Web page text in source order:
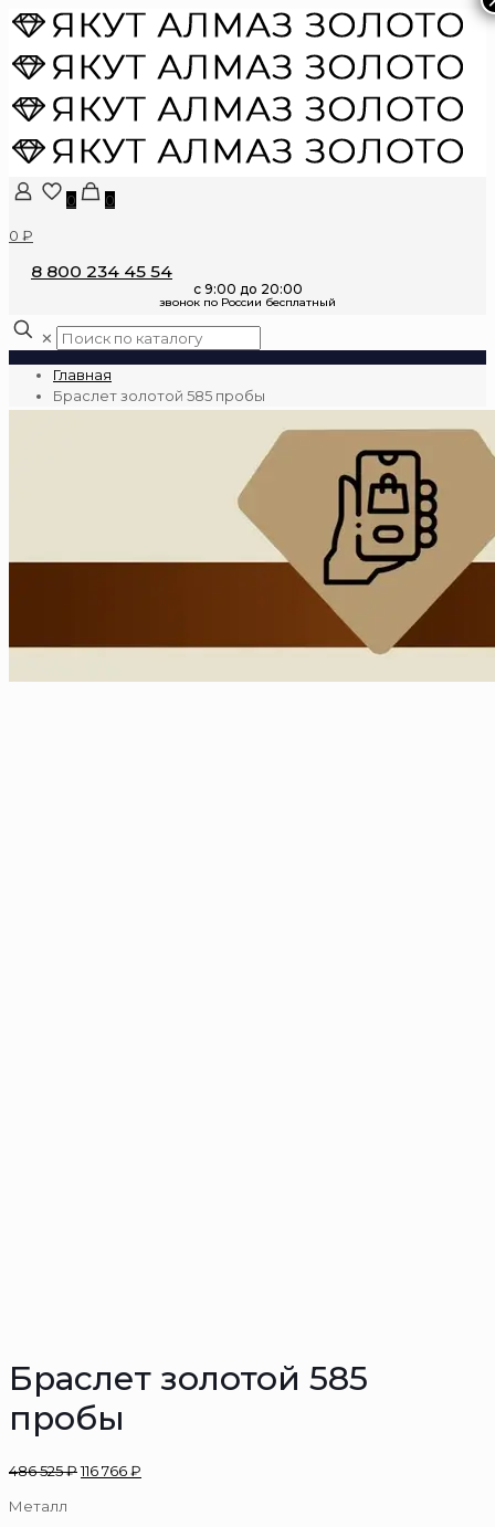
0
0
0 ₽
8 800 234 45 54
✕
Главная
Браслет золотой 585 пробы
Браслет золотой 585
пробы
486 525₽116 766₽
Металл